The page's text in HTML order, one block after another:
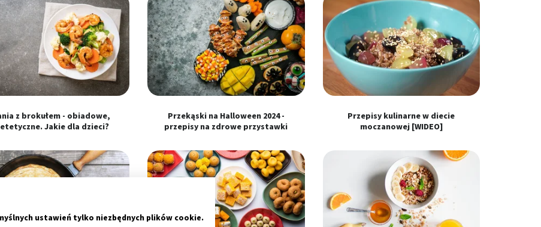
z brokułem - obiadowe,
Jakie dla dzieci?
Przekąski na Halloween 2024 -
przepisy na zdrowe przystawki
Przepisy kulinarne w diecie
moczanowej [WIDEO]
ustawień tylko niezbędnych plików cookie.